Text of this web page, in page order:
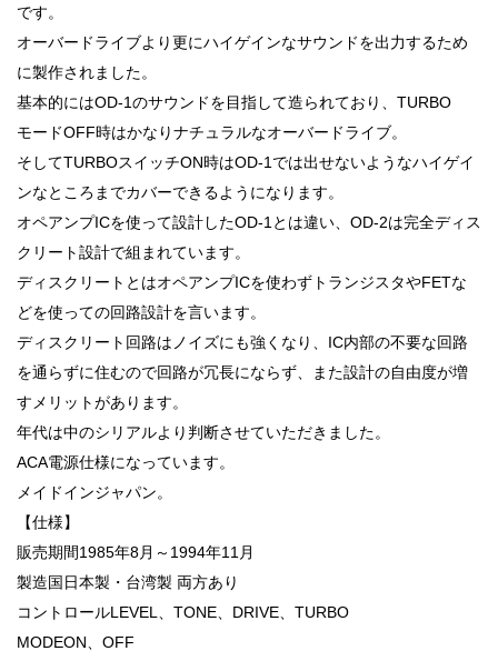
です。
オーバードライブより更にハイゲインなサウンドを出力するため
に製作されました。
基本的にはOD-1のサウンドを目指して造られており、TURBO
モードOFF時はかなりナチュラルなオーバードライブ。
そしてTURBOスイッチON時はOD-1では出せないようなハイゲイ
ンなところまでカバーできるようになります。
オペアンプICを使って設計したOD-1とは違い、OD-2は完全ディス
クリート設計で組まれています。
ディスクリートとはオペアンプICを使わずトランジスタやFETな
どを使っての回路設計を言います。
ディスクリート回路はノイズにも強くなり、IC内部の不要な回路
を通らずに住むので回路が冗長にならず、また設計の自由度が増
すメリットがあります。
年代は中のシリアルより判断させていただきました。
ACA電源仕様になっています。
メイドインジャパン。
【仕様】
販売期間1985年8月～1994年11月
製造国日本製・台湾製 両方あり
コントロールLEVEL、TONE、DRIVE、TURBO
MODEON、OFF